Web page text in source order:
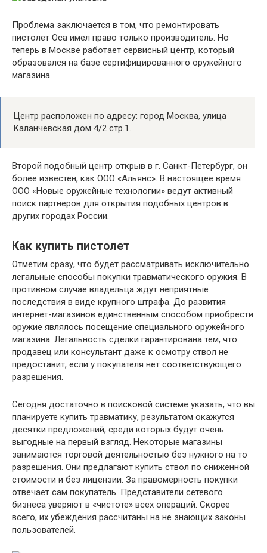
Проблема заключается в том, что ремонтировать
пистолет Оса имел право только производитель. Но
теперь в Москве работает сервисный центр, который
образовался на базе сертифицированного оружейного
магазина.
Центр расположен по адресу: город Москва, улица
Каланчевская дом 4/2 стр.1.
Второй подобный центр открыв в г. Санкт-Петербург, он
более известен, как ООО «Альянс». В настоящее время
ООО «Новые оружейные технологии» ведут активный
поиск партнеров для открытия подобных центров в
других городах России.
Как купить пистолет
Отметим сразу, что будет рассматривать исключительно
легальные способы покупки травматического оружия. В
противном случае владельца ждут неприятные
последствия в виде крупного штрафа. До развития
интернет-магазинов единственным способом приобрести
оружие являлось посещение специального оружейного
магазина. Легальность сделки гарантирована тем, что
продавец или консультант даже к осмотру ствол не
предоставит, если у покупателя нет соответствующего
разрешения.
Сегодня достаточно в поисковой системе указать, что вы
планируете купить травматику, результатом окажутся
десятки предложений, среди которых будут очень
выгодные на первый взгляд. Некоторые магазины
занимаются торговой деятельностью без нужного на то
разрешения. Они предлагают купить ствол по сниженной
стоимости и без лицензии. За правомерность покупки
отвечает сам покупатель. Представители сетевого
бизнеса уверяют в «чистоте» всех операций. Скорее
всего, их убеждения рассчитаны на не знающих законы
пользователей.